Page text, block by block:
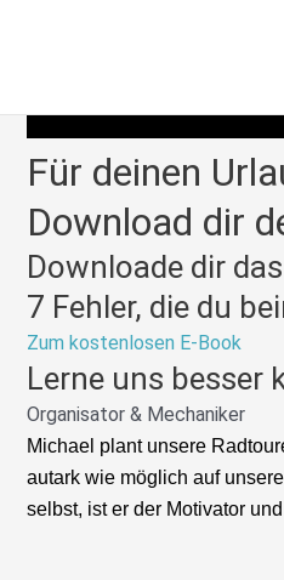
Für deinen
Download dir
Downloade dir
7 Fehler, die du
Zum kostenlosen E-Book
Lerne uns besser
Organisator & Mechaniker
Michael plant unsere
autark wie möglich auf
selbst, ist er der Motivator